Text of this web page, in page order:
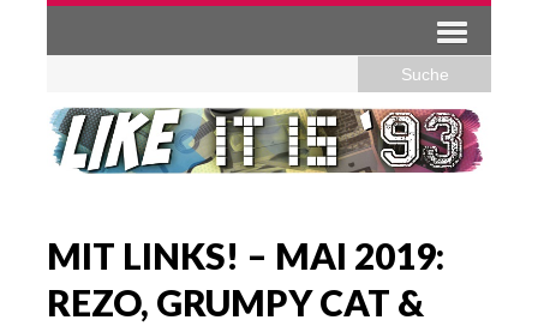
MIT LINKS! – MAI 2019:
REZO, GRUMPY CAT &